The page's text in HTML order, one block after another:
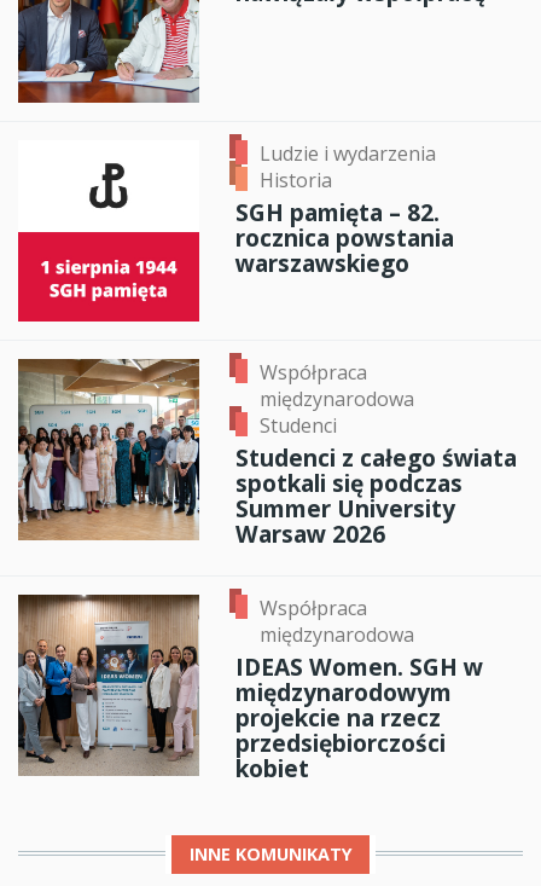
Ludzie i wydarzenia
Historia
SGH pamięta – 82.
rocznica powstania
warszawskiego
Współpraca
międzynarodowa
Studenci
Studenci z całego świata
spotkali się podczas
Summer University
Warsaw 2026
Współpraca
międzynarodowa
IDEAS Women. SGH w
międzynarodowym
projekcie na rzecz
przedsiębiorczości
kobiet
INNE KOMUNIKATY